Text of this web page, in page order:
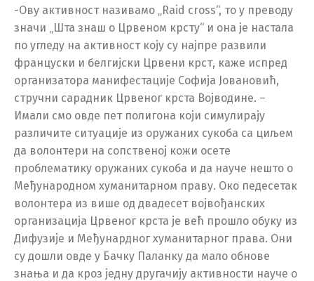
-Ову активност називамо „Raid cross“, то у преводу
значи „Шта знаш о Црвеном крсту“ и она је настала
по угледу на активност коју су најпре развили
француски и белгијски Црвени крст, каже испред
организатора манифестације Софија Јовановић,
стручни сарадник Црвеног крста Војводине. –
Имали смо овде пет полигона који симулирају
различите ситуације из оружаних сукоба са циљем
да волонтери на сопственој кожи осете
проблематику оружаних сукоба и да науче нешто о
Међународном хуманитарном праву. Око педесетак
волонтера из више од двадесет војвођанских
организација Црвеног крста је већ прошло обуку из
Дифузије и Међунардног хуманитарног права. Они
су дошли овде у Бачку Паланку да мало обнове
знања и да кроз једну другачију активности науче о